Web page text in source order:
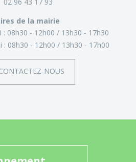
de la mairie
: 08h30 - 12h00
13h30 - 17h30
: 08h30 - 12h00 13h30 - 17h00
NOUS